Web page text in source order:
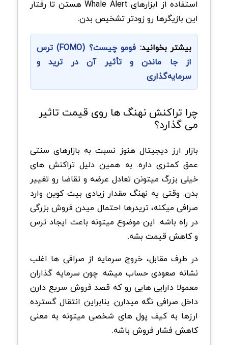
استفاده از ابزارهای Whale Alert هستن تا رفتار
این بازیگرها رو زودتر تشخیص بدن.
بیشتر بخوانید:
فومو چیست؟ (FOMO) ترس
از جا ماندن و تأثیر آن در ترید و
سرمایه‌گذاری
چرا تراکنش نهنگ ها روی قیمت تاثیر
می گذارد؟
بازار ارز دیجیتال هنوز نسبت به بازارهای سنتی
عمق کمتری داره. به همین دلیل تراکنش های
خیلی بزرگ میتونن تعادل عرضه و تقاضا رو تغییر
بدن. وقتی یه نهنگ مقدار زیادی بیت کوین وارد
صرافی میکنه، تریدرها احتمال میدن فروش بزرگی
در راه باشه. این موضوع میتونه باعث ایجاد ترس
و کاهش قیمت بشه.
در طرف مقابل، خروج سرمایه از صرافی ها اغلب
نشانه صعودی حساب میشه. چون سرمایه گذاران
معمولا دارایی هایی رو که قصد فروش سریع دارن
داخل صرافی نگه میدارن. بنابراین انتقال گسترده
ارزها به کیف پول های شخصی میتونه به معنی
کاهش فشار فروش باشه.